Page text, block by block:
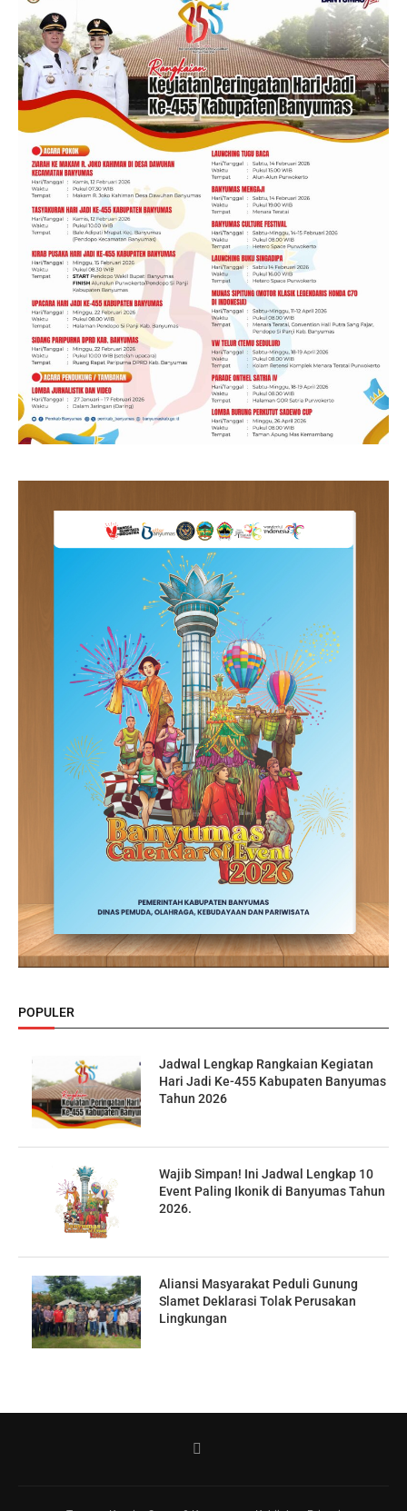
POPULER
Jadwal Lengkap Rangkaian Kegiatan
Hari Jadi Ke-455 Kabupaten Banyumas
Tahun 2026
Wajib Simpan! Ini Jadwal Lengkap 10
Event Paling Ikonik di Banyumas Tahun
2026.
Aliansi Masyarakat Peduli Gunung
Slamet Deklarasi Tolak Perusakan
Lingkungan